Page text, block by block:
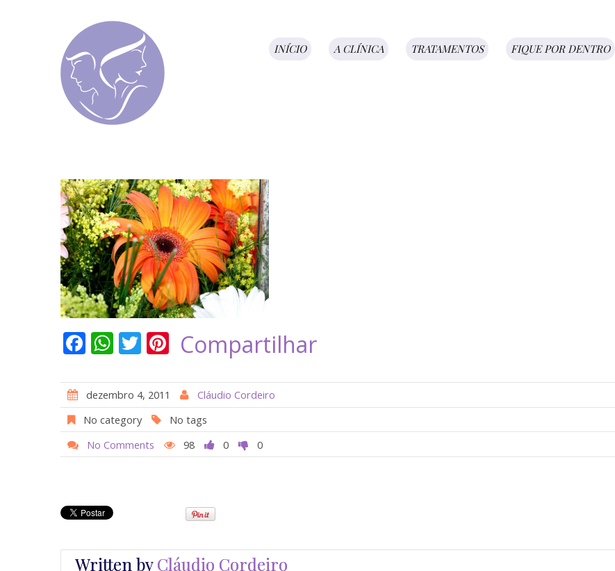
INÍCIO A CLÍNICA TRATAMENTOS FIQUE POR DENTRO
F
e
b
o
o
W
at
s
A
p
T
itt
er
Pi
er
e
st
Compartilhar
dezembro 4, 2011 Cláudio Cordeiro
No category
No tags
No Comments
98 0 0
Written byCláudio Cordeiro